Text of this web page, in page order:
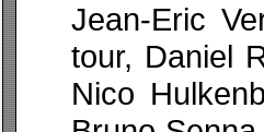
Jean-Eric
tour, Daniel
Nico